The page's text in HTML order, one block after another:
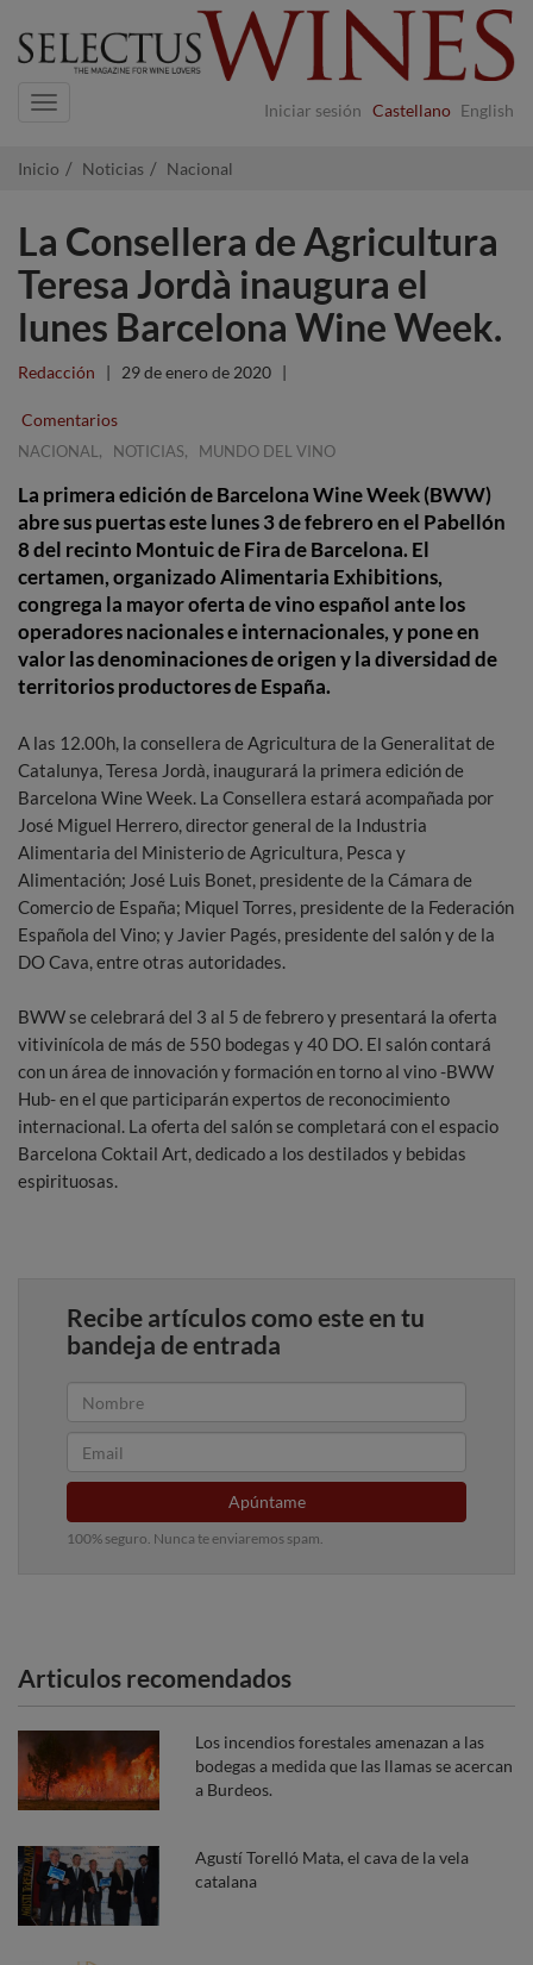
Iniciar sesión Castellano English
Navigation
Inicio Noticias Nacional
La Consellera de Agricultura
Teresa Jordà inaugura el
lunes Barcelona Wine Week.
Redacción | 29 de enero de 2020 |
Comentarios
NACIONAL , NOTICIAS, MUNDO DEL VINO
La primera edición de Barcelona Wine Week (BWW)
abre sus puertas este lunes 3 de febrero en el Pabellón
8 del recinto Montuic de Fira de Barcelona. El
certamen, organizado Alimentaria Exhibitions,
congrega la mayor oferta de vino español ante los
operadores nacionales e internacionales, y pone en
valor las denominaciones de origen y la diversidad de
territorios productores de España.
A las 12.00h, la consellera de Agricultura de la Generalitat de
Catalunya, Teresa Jordà, inaugurará la primera edición de
Barcelona Wine Week. La Consellera estará acompañada por
José Miguel Herrero, director general de la Industria
Alimentaria del Ministerio de Agricultura, Pesca y
Alimentación; José Luis Bonet, presidente de la Cámara de
Comercio de España; Miquel Torres, presidente de la Federación
Española del Vino; y Javier Pagés, presidente del salón y de la
DO Cava, ​​entre otras autoridades.
BWW se celebrará del 3 al 5 de febrero y presentará la oferta
vitivinícola de más de 550 bodegas y 40 DO. El salón contará
con un área de innovación y formación en torno al vino -BWW
Hub- en el que participarán expertos de reconocimiento
internacional. La oferta del salón se completará con el espacio
Barcelona Coktail Art, dedicado a los destilados y bebidas
espirituosas.
Recibe artículos como este en tu
bandeja de entrada
Apúntame
100% seguro. Nunca te enviaremos spam.
Articulos recomendados
Los incendios forestales amenazan a las
bodegas a medida que las llamas se acercan
a Burdeos.
Agustí Torelló Mata, el cava de la vela
catalana